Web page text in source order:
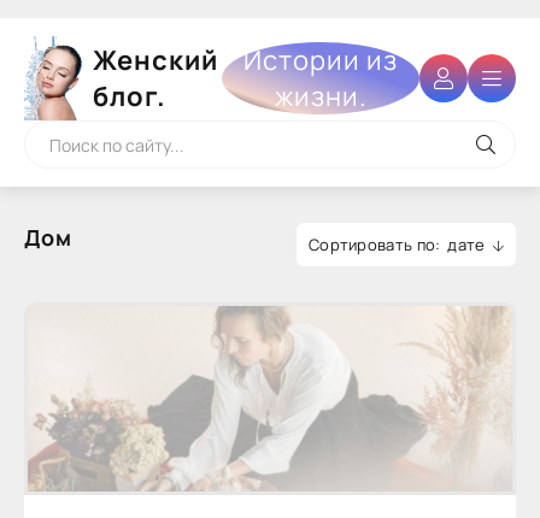
Женский
блог.
Истории из
жизни.
Дом дате